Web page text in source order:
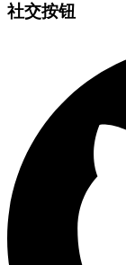
社交按钮